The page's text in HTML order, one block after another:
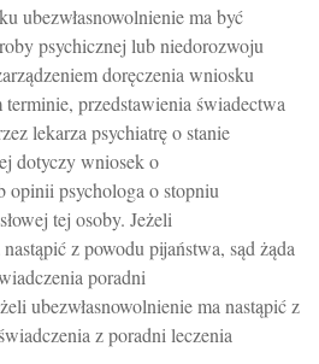
ubezwłasnowolnienie ma być
psychicznej lub niedorozwoju
doręczenia wniosku
przedstawienia świadectwa
lekarza psychiatrę o stanie
dotyczy wniosek o
opinii psychologa o stopniu
tej osoby. Jeżeli
z powodu pijaństwa, sąd żąda
poradni
ubezwłasnowolnienie ma nastąpić z
z poradni leczenia